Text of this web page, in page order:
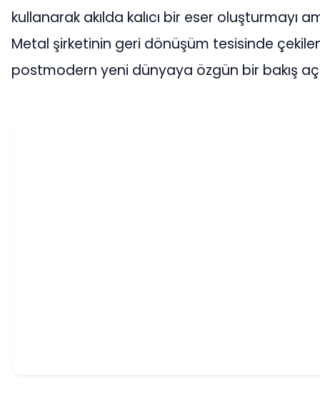
kullanarak akılda kalıcı bir eser oluşturmayı
Metal şirketinin geri dönüşüm tesisinde
postmodern yeni dünyaya özgün bir bakış